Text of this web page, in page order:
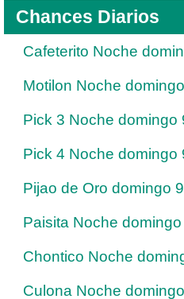
Chances Diarios
Cafeterito Noche
Motilon Noche
Pick 3 Noche domingo
Pick 4 Noche domingo
Pijao de Oro domingo
Paisita Noche
Chontico Noche
Culona Noche